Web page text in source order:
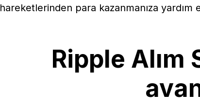
hareketlerinden para kazanmanıza yardım
Ripple Alım